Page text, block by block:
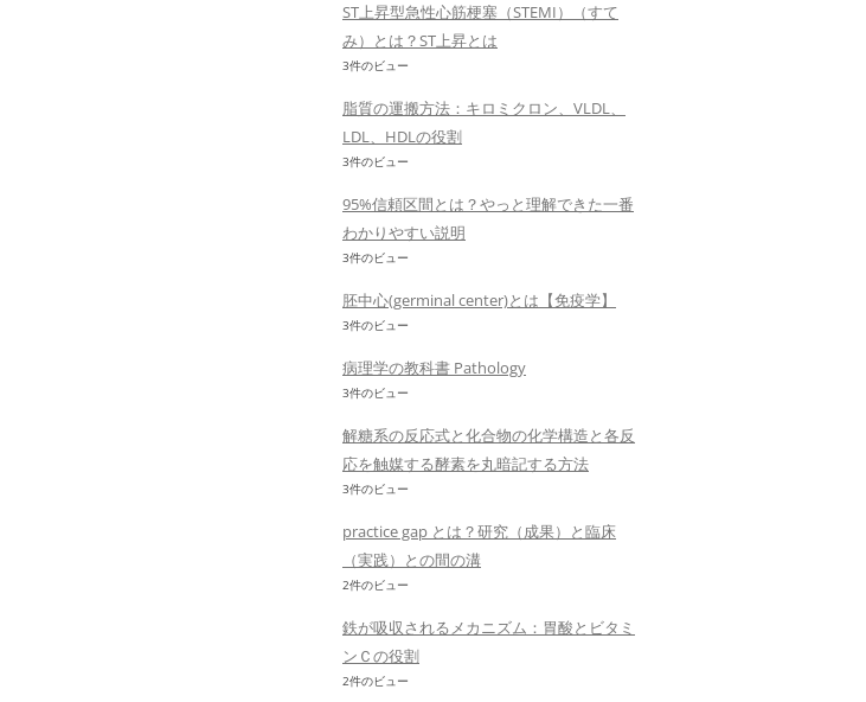
ST上昇型急性心筋梗塞（STEMI）（すて
み）とは？ST上昇とは
3件のビュー
脂質の運搬方法：キロミクロン、VLDL、
LDL、HDLの役割
3件のビュー
95%信頼区間とは？やっと理解できた一番
わかりやすい説明
3件のビュー
胚中心(germinal center)とは【免疫学】
3件のビュー
病理学の教科書 Pathology
3件のビュー
解糖系の反応式と化合物の化学構造と各反
応を触媒する酵素を丸暗記する方法
3件のビュー
practice gap とは？研究（成果）と臨床
（実践）との間の溝
2件のビュー
鉄が吸収されるメカニズム：胃酸とビタミ
ンＣの役割
2件のビュー